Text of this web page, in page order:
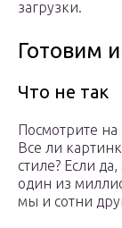
загрузки.
Готовим
Что не так
Посмотрите на
Все ли
стиле? Если
один из
мы и сотни